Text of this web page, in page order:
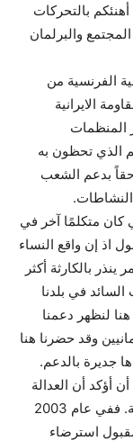
بالتحركات
والبرلمان
الفرنسية من
الايرانية
المنظمات
الذي تحظون به
حقاً بدعم الشعب
كان متكلمًا آخر في
اذ إن واقع النساء
بالكارثة أكثر
في بلدنا
لنظهر دعمنا
وقد حضرنا هنا
جديرة بالدعم.
أؤكد أن العدالة
استُخدمت في بلدنا ضد حركة المقاومة الايرانية. ففي عام 2003
استرضاء